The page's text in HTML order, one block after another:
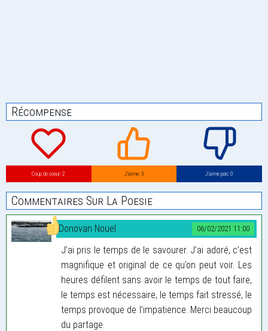
Récompense
Coup de coeur: 2 J’aime: 3 J’aime pas: 0
Commentaires Sur La Poesie
06/02/2021 11:00
Donovan Nouel
J’ai pris le temps de le savourer. J’ai adoré, c’est
magnifique et original de ce qu’on peut voir. Les
heures défilent sans avoir le temps de tout faire,
le temps est nécessaire, le temps fait stressé, le
temps provoque de l’impatience. Merci beaucoup
du partage.